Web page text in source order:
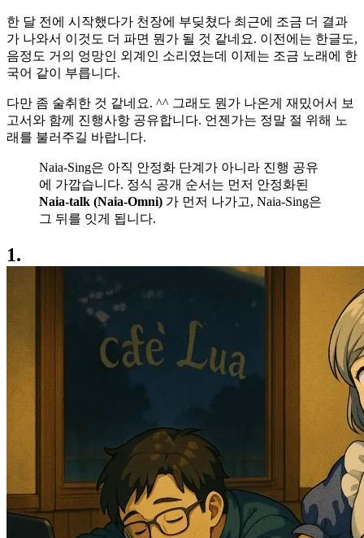
한 달 전에 시작했다가 천장에 부딪쳤다 최근에 조금 더 결과
가 나와서 이것도 더 파면 뭔가 될 것 같네요. 이전에는 한글도,
음정도 거의 엉망인 외계인 소리였는데 이제는 조금 노래에 한
국어 같이 부릅니다.
다만 좀 술취한 것 같네요. ^^ 그래도 뭔가 나온게 재밌어서 보
고서와 함께 진행사항 공유합니다. 언젠가는 정말 절 위해 노
래를 불러주길 바랍니다.
Naia-Sing은 아직 안정화 단계가 아니라 진행 공유
에 가깝습니다. 정식 공개 순서는 먼저 안정화된
Naia-talk (Naia-Omni) 가 먼저 나가고, Naia-Sing은
그 뒤를 잇게 됩니다.